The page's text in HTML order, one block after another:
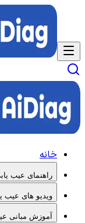
خانه
راهنمای عیب
ویدیو های عیب
آموزش مبانی